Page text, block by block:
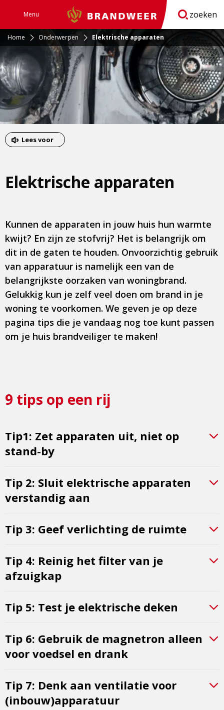
Menu Brandweer zoeken
Home Onderwerpen Elektrische apparaten
Lees voor
Elektrische apparaten
Kunnen de apparaten in jouw huis hun warmte
kwijt? En zijn ze stofvrij? Het is belangrijk om
dit in de gaten te houden. Onvoorzichtig gebruik
van apparatuur is namelijk een van de
belangrijkste oorzaken van woningbrand.
Gelukkig kun je zelf veel doen om brand in je
woning te voorkomen. We geven je op deze
pagina tips die je vandaag nog toe kunt passen
om je huis brandveiliger te maken!
9 tips op een rij
Tip1: Zet apparaten uit, niet op
stand-by
Tip 2: Sluit elektrische apparaten
verstandig aan
Tip 3: Geef verlichting de ruimte
Tip 4: Reinig het filter van je
afzuigkap
Tip 5: Test je elektrische deken
Tip 6: Gebruik de magnetron alleen
voor voedsel en drank
Tip 7: Denk aan ventilatie voor
(inbouw)apparatuur